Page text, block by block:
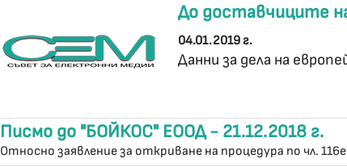
До доставчиците
04.01.2019 г.
Данни за дела на
Писмо до "БОЙКОС" ЕООД - 21.12.2018 г.
Относно заявление за откриване на процедура по чл.